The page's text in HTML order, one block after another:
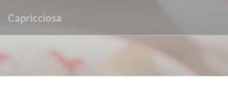
Capricciosa